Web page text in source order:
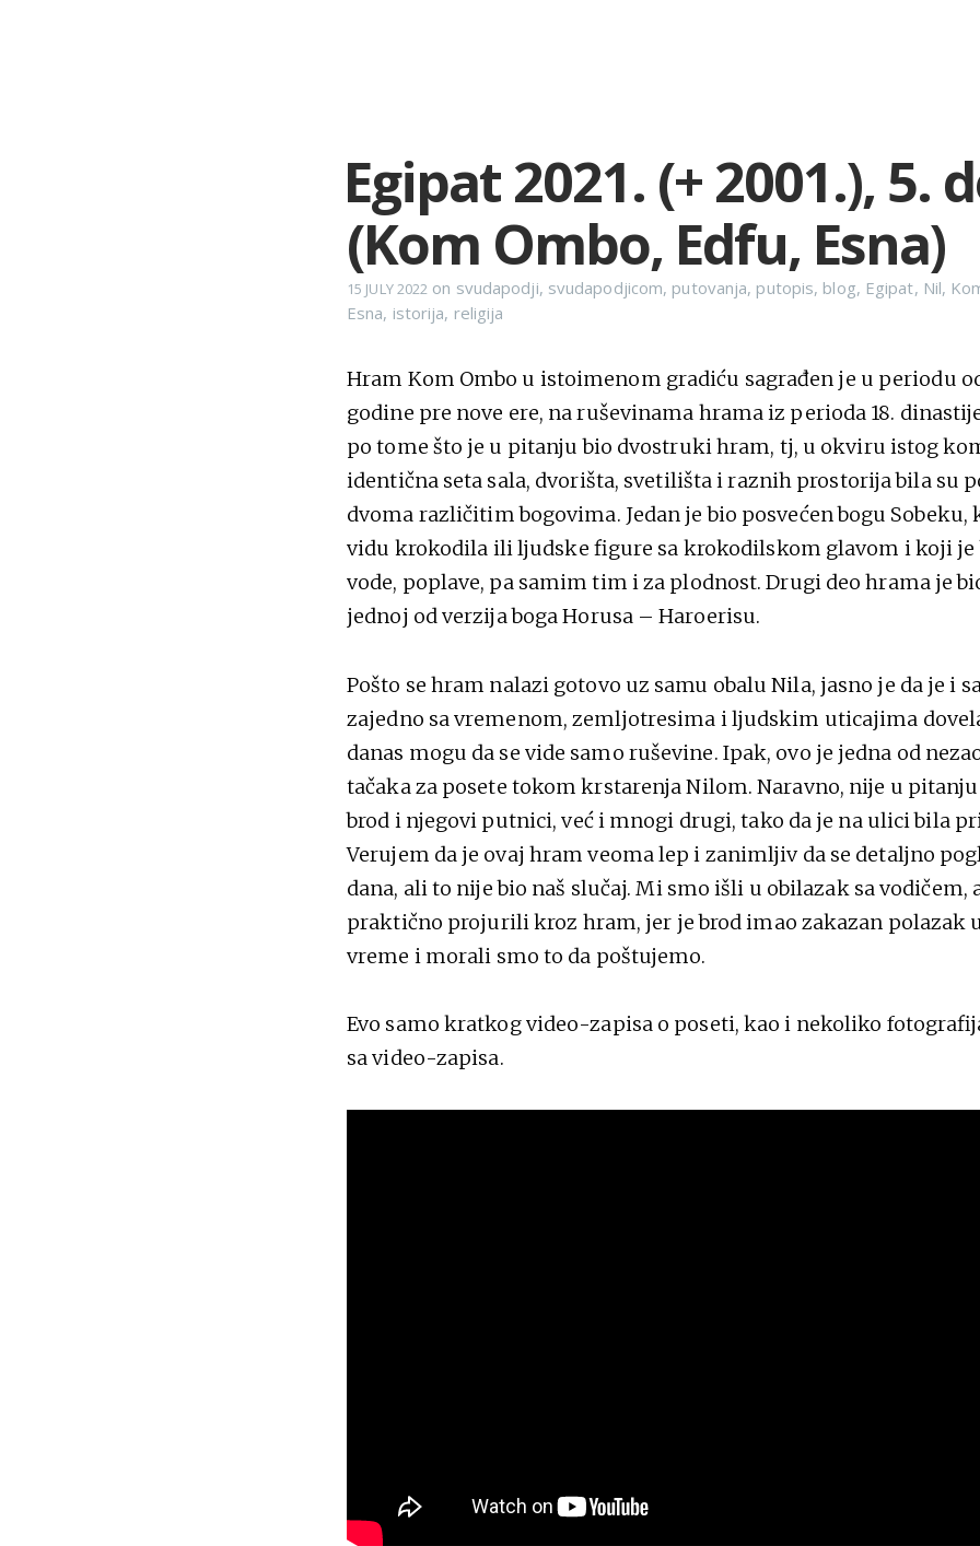
Egipat 2021. (+ 2001.), 5.
(Kom Ombo, Edfu, Esna)
15 JULY 2022 on svudapodji, svudapodjicom, putovanja, putopis, blog, Egipat, Nil,
Esna, istorija, religija
Hram Kom Ombo u istoimenom gradiću sagrađen je u periodu od
godine pre nove ere, na ruševinama hrama iz perioda 18.
po tome što je u pitanju bio dvostruki hram, tj, u okviru istog
identična seta sala, dvorišta, svetilišta i raznih prostorija bila su
dvoma različitim bogovima. Jedan je bio posvećen bogu Sobeku,
vidu krokodila ili ljudske figure sa krokodilskom glavom i koji je
vode, poplave, pa samim tim i za plodnost. Drugi deo hrama je
jednoj od verzija boga Horusa – Haroerisu.
Pošto se hram nalazi gotovo uz samu obalu Nila, jasno je da je i
zajedno sa vremenom, zemljotresima i ljudskim uticajima
danas mogu da se vide samo ruševine. Ipak, ovo je jedna od
tačaka za posete tokom krstarenja Nilom. Naravno, nije u
brod i njegovi putnici, već i mnogi drugi, tako da je na ulici bila
Verujem da je ovaj hram veoma lep i zanimljiv da se detaljno
dana, ali to nije bio naš slučaj. Mi smo išli u obilazak sa vodičem,
praktično projurili kroz hram, jer je brod imao zakazan polazak
vreme i morali smo to da poštujemo.
Evo samo kratkog video-zapisa o poseti, kao i nekoliko
sa video-zapisa.